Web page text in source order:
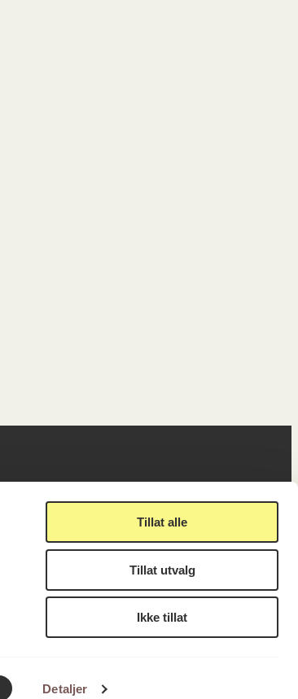
Detaljer
Tillat alle
Tillat utvalg
Ikke tillat
Lenker
Nyhetsbrev
Offentlig postjournal
KORO på Digitalt Museum